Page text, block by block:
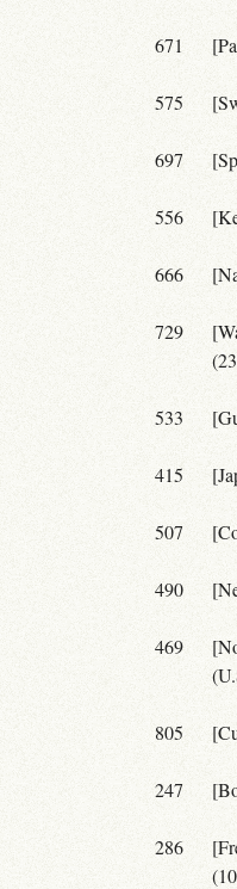
671
575
697
556
666
729
533
415
507
490
469
805
247
286